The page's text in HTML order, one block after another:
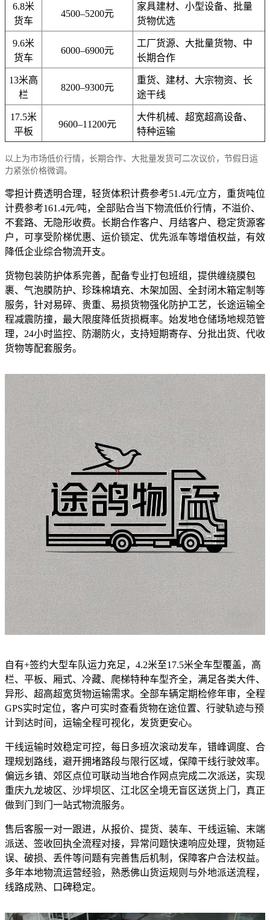
6.8米
货车
4500–5200元
家具建材、小型设备、批量
货物优选
9.6米
货车
6000–6900元
工厂货源、大批量货物、中
长期合作
13米高
栏
8200–9300元
重货、建材、大宗物资、长
途干线
17.5米
平板
9600–11200元
大件机械、超宽超高设备、
特种运输
以上为市场低价行情，长期合作、大批量发货可二次议价，节假日运
力紧张价格微调。
零担计费透明合理，轻货体积计费参考51.4元/立方，重货吨位
计费参考161.4元/吨，全部贴合当下物流低价行情，不溢价、
不套路、无隐形收费。长期合作客户、月结客户、稳定货源客
户，可享受阶梯优惠、运价锁定、优先派车等增值权益，有效
降低企业综合物流开支。
货物包装防护体系完善，配备专业打包班组，提供缠绕膜包
裹、气泡膜防护、珍珠棉填充、木架加固、全封闭木箱定制等
服务，针对易碎、贵重、易损货物强化防护工艺，长途运输全
程减震防撞，最大限度降低货损概率。始发地仓储场地规范管
理，24小时监控、防潮防火，支持短期寄存、分批出货、代收
货物等配套服务。
自有+签约大型车队运力充足，4.2米至17.5米全车型覆盖，高
栏、平板、厢式、冷藏、爬梯特种车型齐全，满足各类大件、
异形、超高超宽货物运输需求。全部车辆定期检修年审，全程
GPS实时定位，客户可实时查看货物在途位置、行驶轨迹与预
计到达时间，运输全程可视化，发货更安心。
干线运输时效稳定可控，每日多班次滚动发车，错峰调度、合
理规划路线，避开拥堵路段与限行区域，保障干线行驶效率。
偏远乡镇、郊区点位可联动当地合作网点完成二次派送，实现
重庆九龙坡区、沙坪坝区、江北区全境无盲区送货上门，真正
做到门到门一站式物流服务。
售后客服一对一跟进，从报价、提货、装车、干线运输、末端
派送、签收回执全流程对接，异常问题快速响应处理，货物延
误、破损、丢件等问题有完善售后机制，保障客户合法权益。
多年本地物流运营经验，熟悉佛山货运规则与外地派送流程，
线路成熟、口碑稳定。